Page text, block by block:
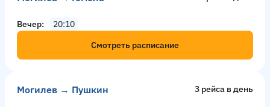
Вечер
20:10
Смотреть расписание
Могилев → Пушкин 3 рейсa в день